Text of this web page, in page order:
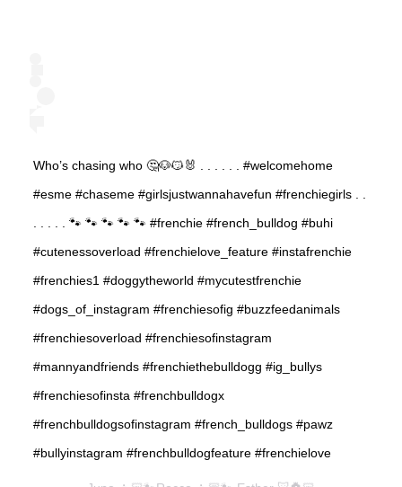
Who’s chasing who 🤔🐶😼🐰 . . . . . . #welcomehome
#esme #chaseme #girlsjustwannahavefun #frenchiegirls . .
. . . . . 🐾 🐾 🐾 🐾 🐾 #frenchie #french_bulldog #buhi
#cutenessoverload #frenchielove_feature #instafrenchie
#frenchies1 #doggytheworld #mycutestfrenchie
#dogs_of_instagram #frenchiesofig #buzzfeedanimals
#frenchiesoverload #frenchiesofinstagram
#mannyandfriends #frenchiethebulldogg #ig_bullys
#frenchiesofinsta #frenchbulldogx
#frenchbulldogsofinstagram #french_bulldogs #pawz
#bullyinstagram #frenchbulldogfeature #frenchielove